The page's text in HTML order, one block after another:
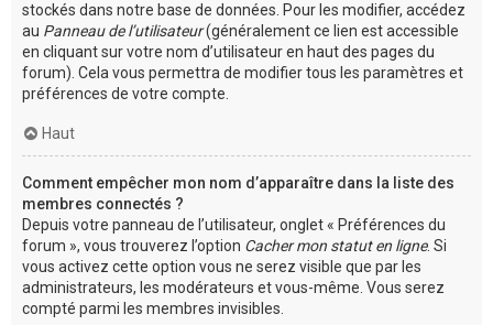
stockés dans notre base de données. Pour les modifier, accédez
au Panneau de l’utilisateur(généralement ce lien est accessible
en cliquant sur votre nom d’utilisateur en haut des pages du
forum). Cela vous permettra de modifier tous les paramètres et
préférences de votre compte.
Haut
Comment empêcher mon nom d’apparaître dans la liste des
membres connectés ?
Depuis votre panneau de l’utilisateur, onglet « Préférences du
forum », vous trouverez l’option Cacher mon statut en ligne. Si
vous activez cette option vous ne serez visible que par les
administrateurs, les modérateurs et vous-même. Vous serez
compté parmi les membres invisibles.